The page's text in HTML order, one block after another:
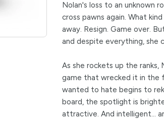
Nolan's loss to an unknown
cross pawns again. What
away. Resign. Game over.
and despite everything, she
As she rockets up the
game that wrecked it in the
wanted to hate begins to
board, the spotlight is
attractive. And intelligent...